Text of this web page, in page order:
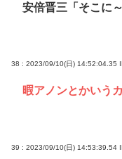
安倍晋三「そこに
38 : 2023/09/10(日) 14:52:04.35
暇アノンとかいう
39 : 2023/09/10(日) 14:53:39.54